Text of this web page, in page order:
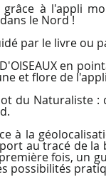
grâce à
le Nord !
par le livre
D'OISEAUX en
et flore de
Mot du
à la
au tracé de
fois, un
possibilités